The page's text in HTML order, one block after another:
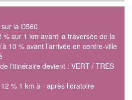
la D560
% sur 1 km avant la traversée de la
10 % avant l’arrivée en centre-ville
l'itinéraire devient : VERT / TRES
% 1 km à - après l’oratoire